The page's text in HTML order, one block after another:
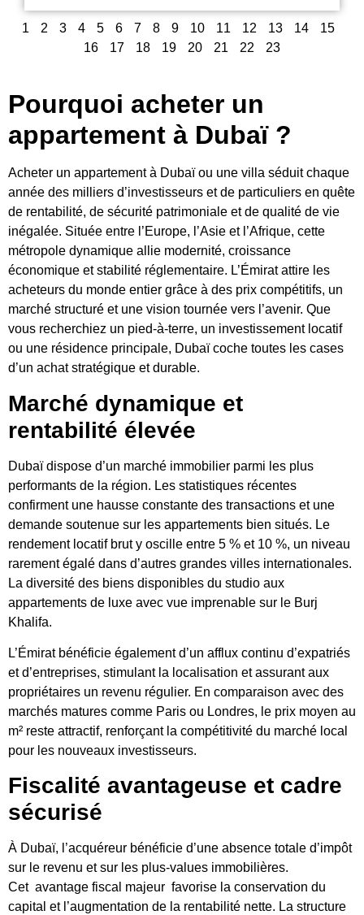
1 2 3 4 5 6 7 8 9 10 11 12 13 14
15
16
17 18 19 20 21 22 23
Pourquoi acheter un
appartement à Dubaï ?
Acheter un appartement à Dubaï ou une villa séduit chaque
année des milliers d’investisseurs et de particuliers en quête
de rentabilité, de sécurité patrimoniale et de qualité de vie
inégalée. Située entre l’Europe, l’Asie et l’Afrique, cette
métropole dynamique allie modernité, croissance
économique et stabilité réglementaire. L’Émirat attire les
acheteurs du monde entier grâce à des prix compétitifs, un
marché structuré et une vision tournée vers l’avenir. Que
vous recherchiez un pied-à-terre, un investissement locatif
ou une résidence principale, Dubaï coche toutes les cases
d’un achat stratégique et durable.
Marché dynamique et
rentabilité élevée
Dubaï dispose d’un marché immobilier parmi les plus
performants de la région. Les statistiques récentes
confirment une hausse constante des transactions et une
demande soutenue sur les appartements bien situés. Le
rendement locatif brut y oscille entre 5 % et 10 %, un niveau
rarement égalé dans d’autres grandes villes internationales.
La diversité des biens disponibles du studio aux
appartements de luxe avec vue imprenable sur le Burj
Khalifa.
L’Émirat bénéficie également d’un afflux continu d’expatriés
et d’entreprises, stimulant la localisation et assurant aux
propriétaires un revenu régulier. En comparaison avec des
marchés matures comme Paris ou Londres, le prix moyen au
m² reste attractif, renforçant la compétitivité du marché local
pour les nouveaux investisseurs.
Fiscalité avantageuse et cadre
sécurisé
À Dubaï, l’acquéreur bénéficie d’une absence totale d’impôt
sur le revenu et sur les plus-values ​​immobilières.
Cet avantage fiscal majeur favorise la conservation du
capital et l’augmentation de la rentabilité nette. La structure